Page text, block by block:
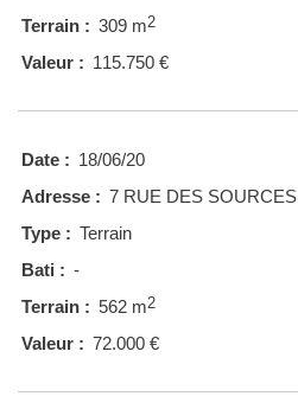
Terrain : 309 m2
Valeur : 115.750 €
Date : 18/06/20
Adresse : 7 RUE DES SOURCES
Type : Terrain
Bati : -
Terrain : 562 m2
Valeur : 72.000 €